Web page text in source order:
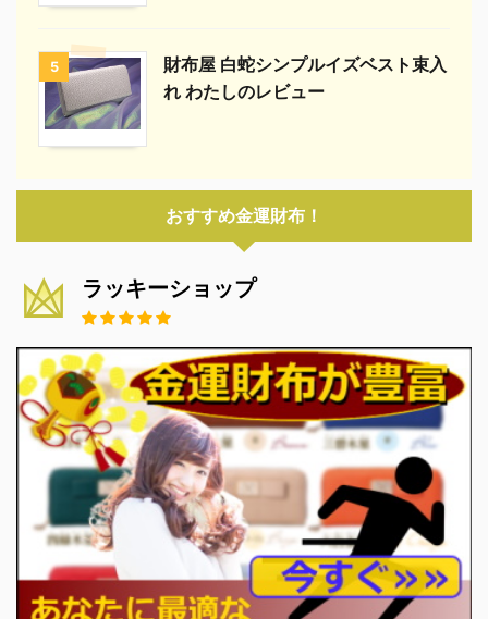
5
財布屋 白蛇シンプルイズベスト束入
れ わたしのレビュー
おすすめ金運財布！
ラッキーショップ